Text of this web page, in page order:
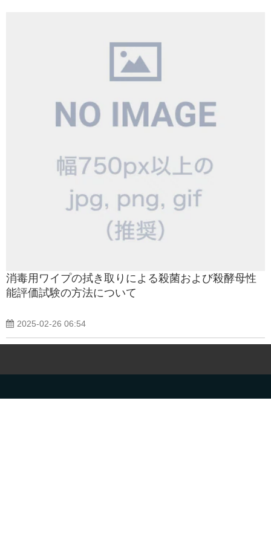
消毒用ワイプの拭き取りによる殺菌および殺酵母性
能評価試験の方法について
2025-02-26 06:54